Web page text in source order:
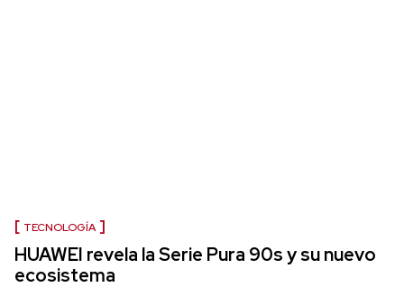
TECNOLOGÍA
HUAWEI revela la Serie Pura 90s y su nuevo
ecosistema